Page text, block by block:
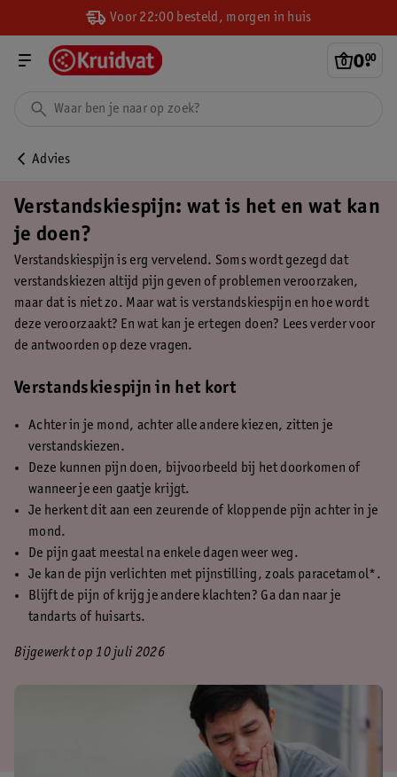
Voor 22:00 besteld, morgen in huis
0.
00
Advies
Verstandskiespijn: wat is het en wat kan
je doen?
Verstandskiespijn is erg vervelend. Soms wordt gezegd dat
verstandskiezen altijd pijn geven of problemen veroorzaken,
maar dat is niet zo. Maar wat is verstandskiespijn en hoe wordt
deze veroorzaakt? En wat kan je ertegen doen? Lees verder voor
de antwoorden op deze vragen.
Verstandskiespijn in het kort
Achter in je mond, achter alle andere kiezen, zitten je
verstandskiezen.
Deze kunnen pijn doen, bijvoorbeeld bij het doorkomen of
wanneer je een gaatje krijgt.
Je herkent dit aan een zeurende of kloppende pijn achter in je
mond.
De pijn gaat meestal na enkele dagen weer weg.
Je kan de pijn verlichten met pijnstilling, zoals paracetamol*.
Blijft de pijn of krijg je andere klachten? Ga dan naar je
tandarts of huisarts.
Bijgewerkt op 10 juli 2026